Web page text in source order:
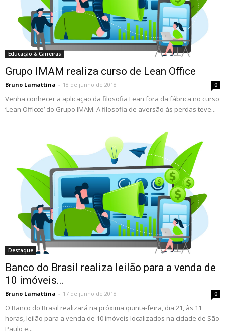
Educação & Carreiras
Grupo IMAM realiza curso de Lean Office
Bruno Lamattina - 18 de junho de 2018 0
Venha conhecer a aplicação da filosofia Lean fora da fábrica no curso
‘Lean Officce’ do Grupo IMAM. A filosofia de aversão às perdas teve...
Destaque
Banco do Brasil realiza leilão para a venda de
10 imóveis...
Bruno Lamattina - 17 de junho de 2018 0
O Banco do Brasil realizará na próxima quinta-feira, dia 21, às 11
horas, leilão para a venda de 10 imóveis localizados na cidade de São
Paulo e...